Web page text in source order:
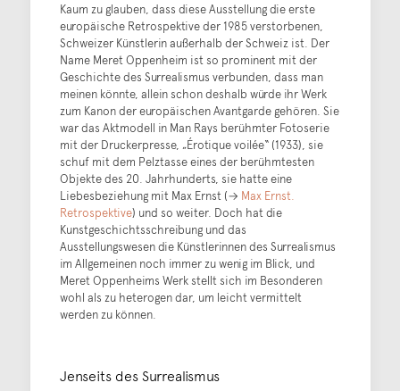
Kaum zu glauben, dass diese Ausstellung die erste
europäische Retrospektive der 1985 verstorbenen,
Schweizer Künstlerin außerhalb der Schweiz ist. Der
Name Meret Oppenheim ist so prominent mit der
Geschichte des Surrealismus verbunden, dass man
meinen könnte, allein schon deshalb würde ihr Werk
zum Kanon der europäischen Avantgarde gehören. Sie
war das Aktmodell in Man Rays berühmter Fotoserie
mit der Druckerpresse, „Érotique voilée“ (1933), sie
schuf mit dem Pelztasse eines der berühmtesten
Objekte des 20. Jahrhunderts, sie hatte eine
Liebesbeziehung mit Max Ernst (→ Max Ernst.
Retrospektive) und so weiter. Doch hat die
Kunstgeschichtsschreibung und das
Ausstellungswesen die Künstlerinnen des Surrealismus
im Allgemeinen noch immer zu wenig im Blick, und
Meret Oppenheims Werk stellt sich im Besonderen
wohl als zu heterogen dar, um leicht vermittelt
werden zu können.
Jenseits des Surrealismus